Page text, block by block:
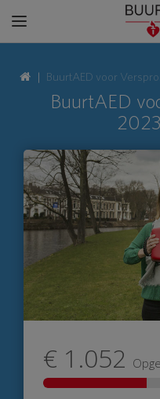
BuurtAED voor
BuurtAED
€ 1.052